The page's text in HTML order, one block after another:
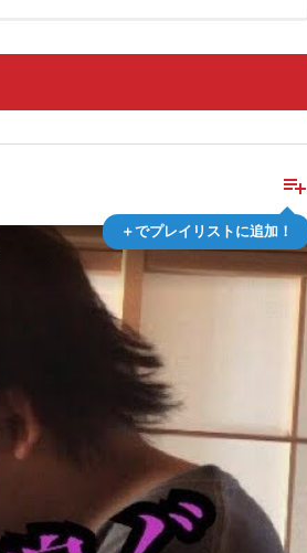
playlist_add
＋でプレイリストに追加！